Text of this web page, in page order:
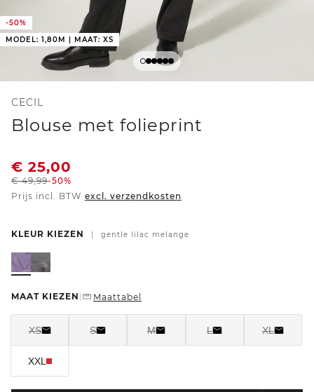
-50%
MODEL: 1,80M | MAAT: XS
CECIL
Blouse met folieprint
€ 25,00
€49,99-50%
Prijs incl. BTW excl. verzendkosten
KLEUR KIEZEN | gentle lilac melange
MAAT KIEZEN | Maattabel
XS S M L XL
XXL